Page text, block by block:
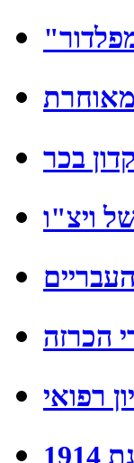
בכר
ויצ"ו
הכרזה
רפואי